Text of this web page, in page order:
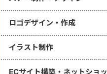
ロゴデザイン・作成
イラスト制作
ECサイト構築・ネットショッ